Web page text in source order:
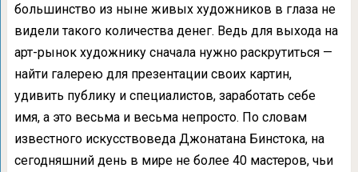
большинство из ныне живых художников в глаза не
видели такого количества денег. Ведь для выхода на
арт-рынок художнику сначала нужно раскрутиться —
найти галерею для презентации своих картин,
удивить публику и специалистов, заработать себе
имя, а это весьма и весьма непросто. По словам
известного искусствоведа Джонатана Бинстока, на
сегодняшний день в мире не более 40 мастеров, чьи